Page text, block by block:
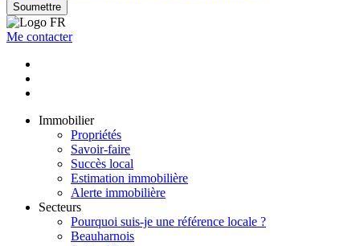
Soumettre
Me contacter
Immobilier
Propriétés
Savoir-faire
Succès local
Estimation immobilière
Alerte immobilière
Secteurs
Pourquoi suis-je une référence locale ?
Beauharnois